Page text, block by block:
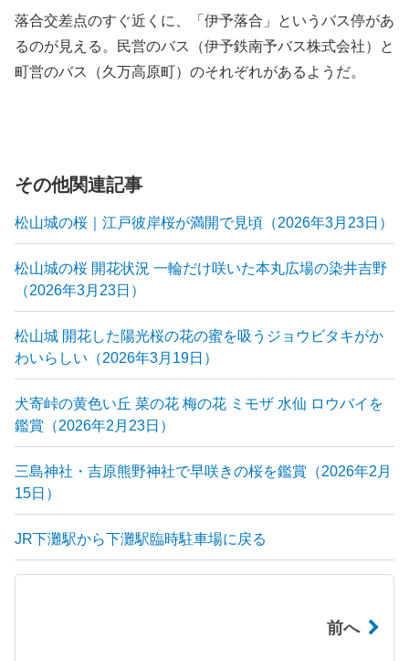
落合交差点のすぐ近くに、「伊予落合」というバス停があ
るのが見える。民営のバス（伊予鉄南予バス株式会社）と
町営のバス（久万高原町）のそれぞれがあるようだ。
その他関連記事
松山城の桜｜江戸彼岸桜が満開で見頃（2026年3月23日）
松山城の桜 開花状況 一輪だけ咲いた本丸広場の染井吉野
（2026年3月23日）
松山城 開花した陽光桜の花の蜜を吸うジョウビタキがか
わいらしい（2026年3月19日）
犬寄峠の黄色い丘 菜の花 梅の花 ミモザ 水仙 ロウバイを
鑑賞（2026年2月23日）
三島神社・吉原熊野神社で早咲きの桜を鑑賞（2026年2月
15日）
JR下灘駅から下灘駅臨時駐車場に戻る
前へ